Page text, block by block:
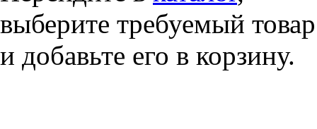
выберите требуемый товар
и добавьте его в корзину.